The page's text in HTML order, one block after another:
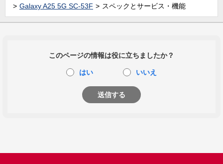
Galaxy A25 5G SC-53F
スペックとサービス・機能
このページの情報は役に立ちましたか？
はい いいえ
送信する